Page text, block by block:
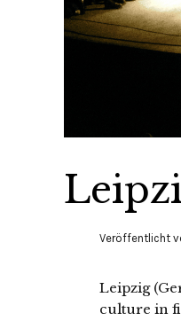
Veröffentlicht
Leipzig
culture in